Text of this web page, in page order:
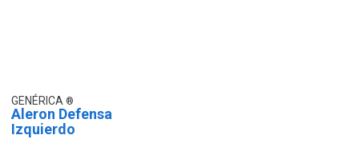
GENÉRICA
Aleron Defensa
Izquierdo